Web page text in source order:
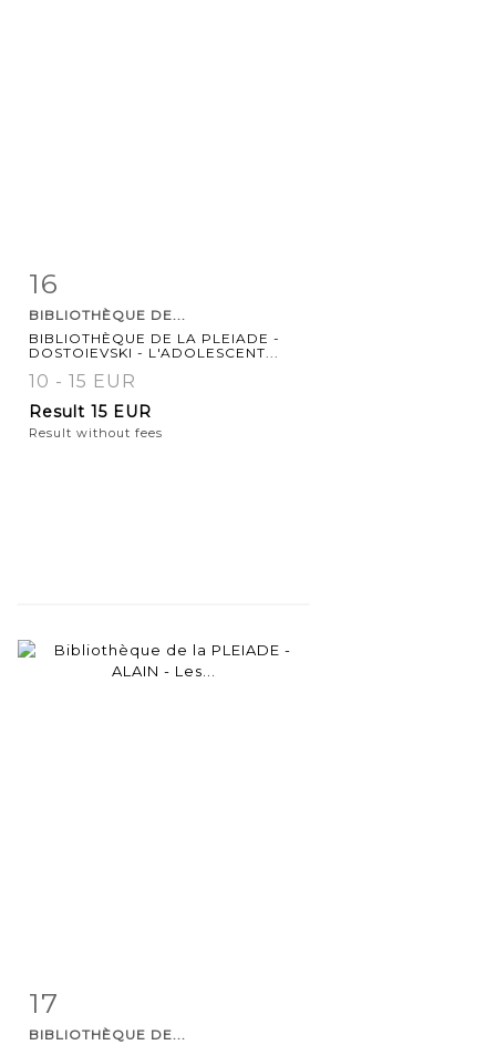
Item detail
16
BIBLIOTHÈQUE DE...
BIBLIOTHÈQUE DE LA PLEIADE -
DOSTOIEVSKI - L'ADOLESCENT...
10 - 15 EUR
Result 15 EUR
Result without fees
Item detail
17
BIBLIOTHÈQUE DE...